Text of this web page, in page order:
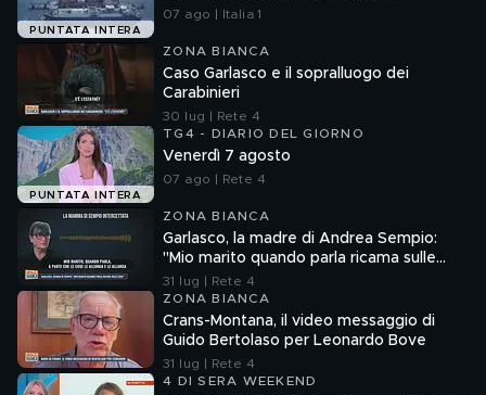
PUNTATA INTERA
07 ago | Italia 1
ZONA BIANCA
Caso Garlasco e il sopralluogo dei
Carabinieri
30 lug | Rete 4
PUNTATA INTERA
TG4 - DIARIO DEL GIORNO
Venerdì 7 agosto
07 ago | Rete 4
ZONA BIANCA
Garlasco, la madre di Andrea Sempio:
"Mio marito quando parla ricama sulle
cose"
31 lug | Rete 4
ZONA BIANCA
Crans-Montana, il video messaggio di
Guido Bertolaso per Leonardo Bove
31 lug | Rete 4
4 DI SERA WEEKEND